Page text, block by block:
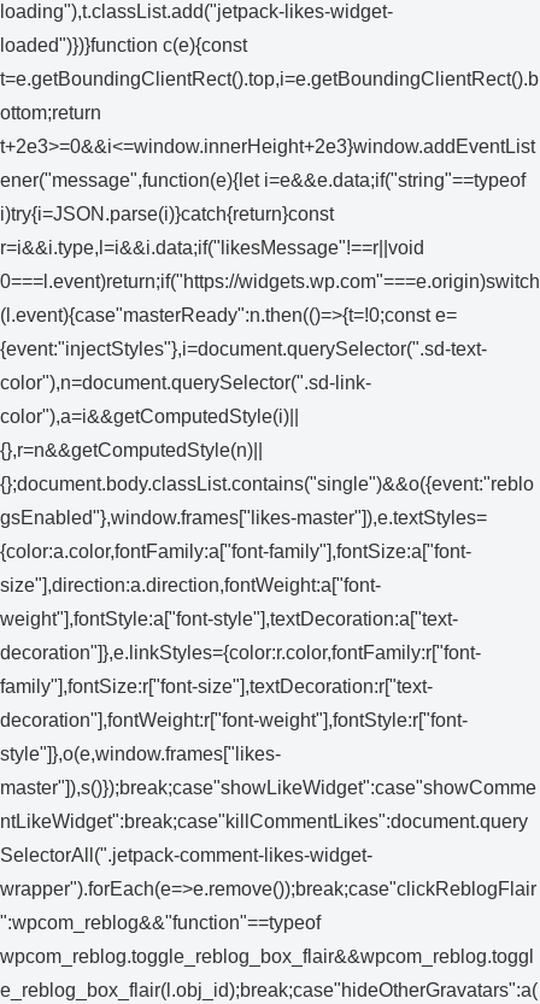
loading"),t.classList.add("jetpack-likes-widget-
loaded")})}function c(e){const
t=e.getBoundingClientRect().top,i=e.getBoundingClientRect().b
ottom;return
t+2e3>=0&&i<=window.innerHeight+2e3}window.addEventList
ener("message",function(e){let i=e&&e.data;if("string"==typeof
i)try{i=JSON.parse(i)}catch{return}const
r=i&&i.type,l=i&&i.data;if("likesMessage"!==r||void
0===l.event)return;if("https://widgets.wp.com"===e.origin)switch
(l.event){case"masterReady":n.then(()=>{t=!0;const e=
{event:"injectStyles"},i=document.querySelector(".sd-text-
color"),n=document.querySelector(".sd-link-
color"),a=i&&getComputedStyle(i)||
{},r=n&&getComputedStyle(n)||
{};document.body.classList.contains("single")&&o({event:"reblo
gsEnabled"},window.frames["likes-master"]),e.textStyles=
{color:a.color,fontFamily:a["font-family"],fontSize:a["font-
size"],direction:a.direction,fontWeight:a["font-
weight"],fontStyle:a["font-style"],textDecoration:a["text-
decoration"]},e.linkStyles={color:r.color,fontFamily:r["font-
family"],fontSize:r["font-size"],textDecoration:r["text-
decoration"],fontWeight:r["font-weight"],fontStyle:r["font-
style"]},o(e,window.frames["likes-
master"]),s()});break;case"showLikeWidget":case"showComme
ntLikeWidget":break;case"killCommentLikes":document.query
SelectorAll(".jetpack-comment-likes-widget-
wrapper").forEach(e=>e.remove());break;case"clickReblogFlair
":wpcom_reblog&&"function"==typeof
wpcom_reblog.toggle_reblog_box_flair&&wpcom_reblog.toggl
e_reblog_box_flair(l.obj_id);break;case"hideOtherGravatars":a(